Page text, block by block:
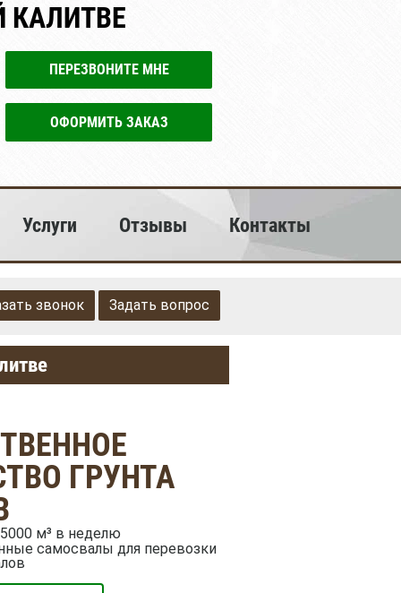
КАЛИТВЕ
ПЕРЕЗВОНИТЕ МНЕ
ОФОРМИТЬ ЗАКАЗ
Услуги Отзывы Контакты
звонок Задать вопрос
ГРУНТА
м³ в неделю
самосвалы для перевозки